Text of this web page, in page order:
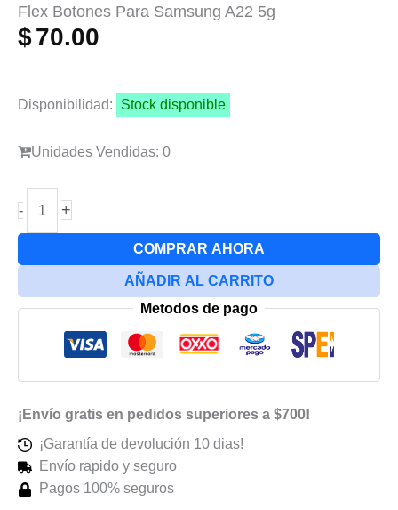
Flex Botones Para Samsung A22 5g
$70.00
Disponibilidad: Stock disponible
Unidades Vendidas: 0
-
Botones
Samsung
5g
cantidad
+
COMPRAR AHORA
AÑADIR AL CARRITO
Metodos de pago
¡Envío gratis en pedidos superiores a $700!
¡Garantía de devolución 10 dias!
Envío rapido y seguro
Pagos 100% seguros